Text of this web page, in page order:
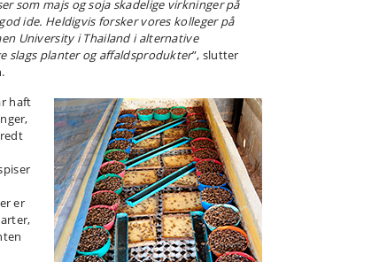
som majs og soja skadelige virkninger på
ide. Heldigvis forsker vores kolleger på
University i Thailand i alternative
slags planter og affaldsprodukter”, slutter
haft
er